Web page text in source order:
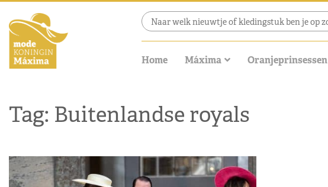
Home Máxima Oranjeprinsessen
Tag: Buitenlandse royals